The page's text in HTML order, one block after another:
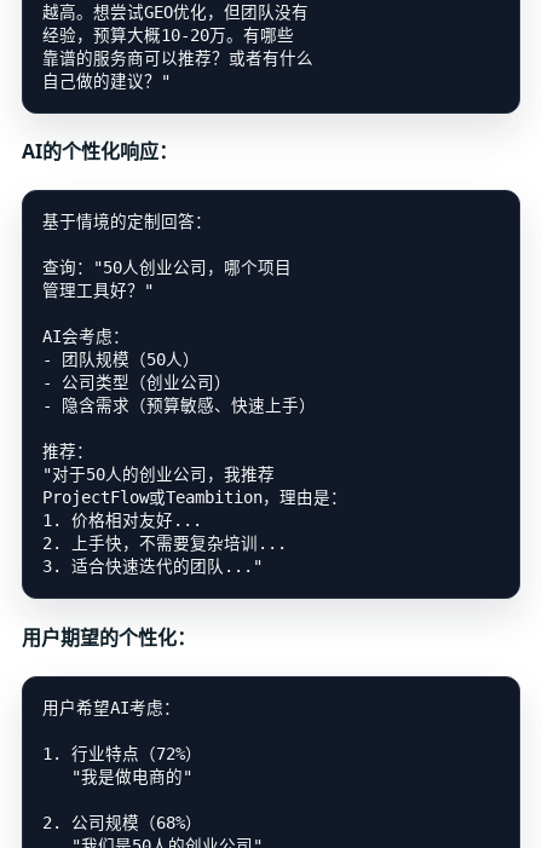
越高。想尝试GEO优化，但团队没有
经验，预算大概10-20万。有哪些
靠谱的服务商可以推荐？或者有什么
AI的个性化响应：
基于情境的定制回答：
查询："50人创业公司，哪个项目
管理工具好？"
AI会考虑：
- 团队规模（50人）
- 公司类型（创业公司）
- 隐含需求（预算敏感、快速上手）
推荐：
"对于50人的创业公司，我推荐
ProjectFlow或Teambition，理由是：
1. 价格相对友好...
2. 上手快，不需要复杂培训...
用户期望的个性化：
用户希望AI考虑：
1. 行业特点（72%）
   "我是做电商的"
2. 公司规模（68%）